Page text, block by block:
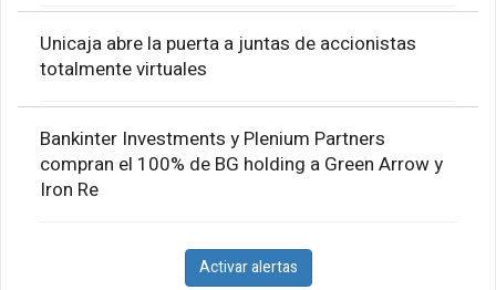
Unicaja abre la puerta a juntas de accionistas
totalmente virtuales
Bankinter Investments y Plenium Partners
compran el 100% de BG holding a Green Arrow y
Iron Re
Activar alertas